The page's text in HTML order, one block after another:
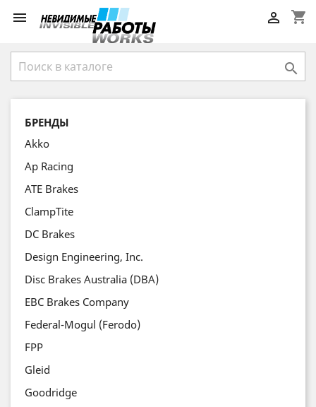
 shopping_cart


БРЕНДЫ
Akko
Ap Racing
ATE Brakes
ClampTite
DC Brakes
Design Engineering, Inc.
Disc Brakes Australia (DBA)
EBC Brakes Company
Federal-Mogul (Ferodo)
FPP
Gleid
Goodridge